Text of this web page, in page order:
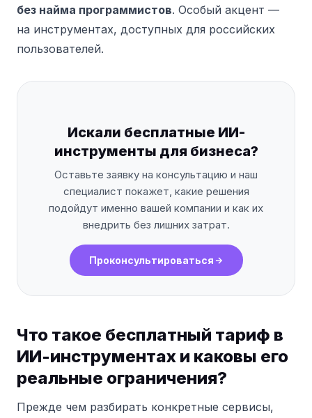
без найма программистов. Особый акцент —
на инструментах, доступных для российских
пользователей.
Искали бесплатные ИИ-
инструменты для бизнеса?
Оставьте заявку на консультацию и наш
специалист покажет, какие решения
подойдут именно вашей компании и как их
внедрить без лишних затрат.
Проконсультироваться
Что такое бесплатный тариф в
ИИ-инструментах и каковы его
реальные ограничения?
Прежде чем разбирать конкретные сервисы,